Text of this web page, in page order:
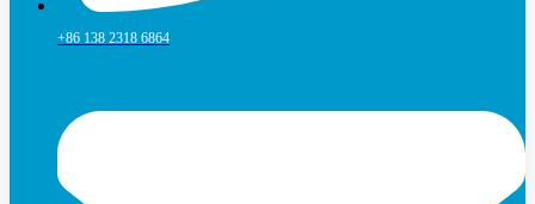
+86 138 2318 6864